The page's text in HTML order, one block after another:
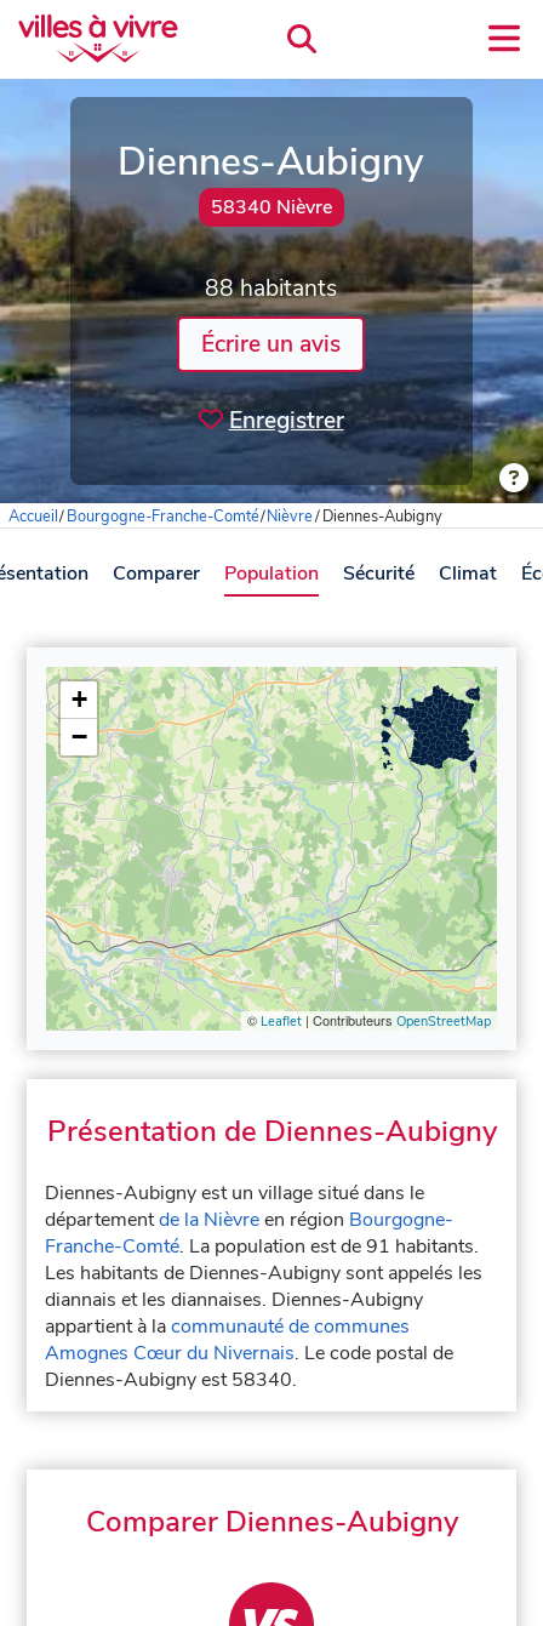
Diennes-Aubigny
58340 Nièvre
88 habitants
Écrire un avis
Enregistrer
Accueil/Bourgogne-Franche-Comté/Nièvre/Diennes-Aubigny
Comparer Population Sécurité Climat
+
−
© Leaflet| Contributeurs OpenStreetMap
Présentation de Diennes-Aubigny
Diennes-Aubigny est un village situé dans le
départementde la Nièvreen région Bourgogne-
Franche-Comté. La population est de 91 habitants.
Les habitants de Diennes-Aubigny sont appelés les
diannais et les diannaises. Diennes-Aubigny
appartient à lacommunauté de communes
Amognes Cœur du Nivernais. Le code postal de
Diennes-Aubigny est 58340.
Comparer Diennes-Aubigny